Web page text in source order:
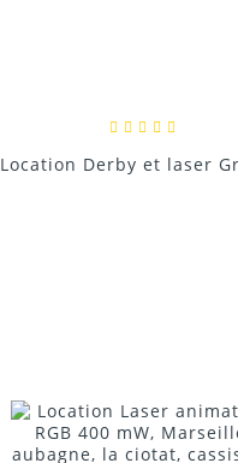
Location Derby et laser